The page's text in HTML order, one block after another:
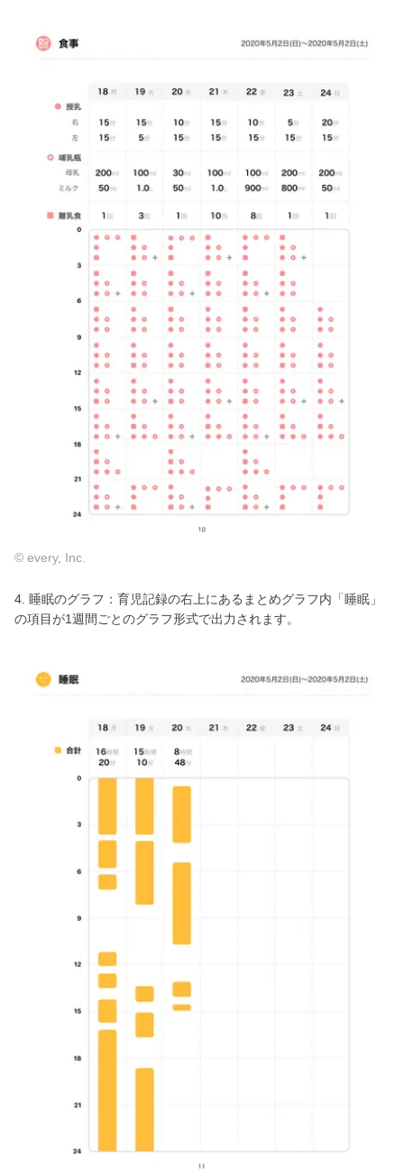
© every, Inc.
4. 睡眠のグラフ：育児記録の右上にあるまとめグラフ内「睡眠」
の項目が1週間ごとのグラフ形式で出力されます。